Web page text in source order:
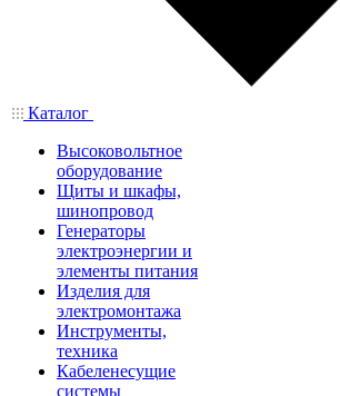
Каталог
Высоковольтное
оборудование
Щиты и шкафы,
шинопровод
Генераторы
электроэнергии и
элементы питания
Изделия для
электромонтажа
Инструменты,
техника
Кабеленесущие
системы